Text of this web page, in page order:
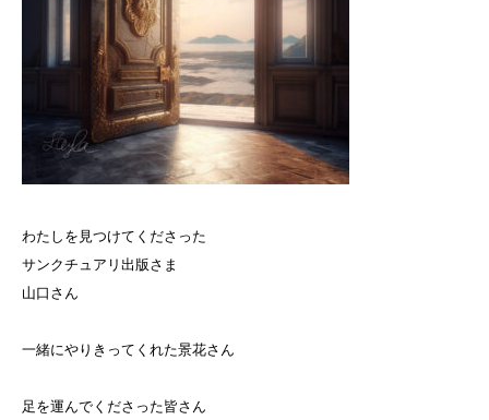
わたしを見つけてくださった
サンクチュアリ出版さま
山口さん
一緒にやりきってくれた景花さん
足を運んでくださった皆さん